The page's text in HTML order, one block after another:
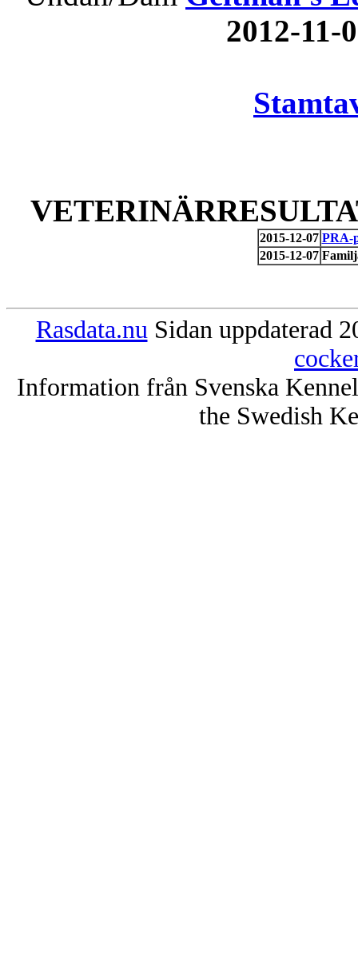
2012-
2015-12-07 PRA-
2015-12-07
Rasdata.nu Sidan uppdaterad
Information från Svenska
the Swedish